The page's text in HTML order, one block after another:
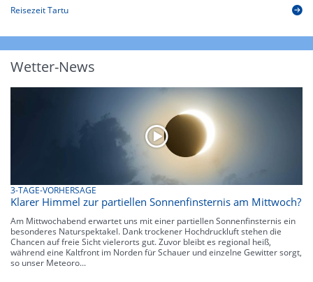
Reisezeit Tartu
Wetter-News
3-TAGE-VORHERSAGE
Klarer Himmel zur partiellen Sonnenfinsternis am Mittwoch?
Am Mittwochabend erwartet uns mit einer partiellen Sonnenfinsternis ein
besonderes Naturspektakel. Dank trockener Hochdruckluft stehen die
Chancen auf freie Sicht vielerorts gut. Zuvor bleibt es regional heiß,
während eine Kaltfront im Norden für Schauer und einzelne Gewitter sorgt,
so unser Meteoro...